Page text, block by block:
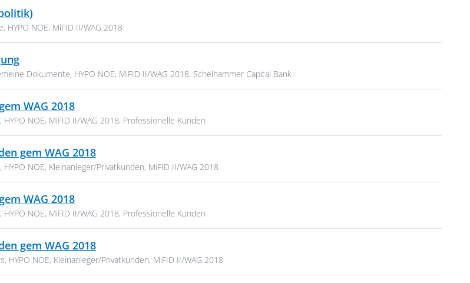
, HYPO NOE, MiFID II/WAG 2018
PDF, 150 KB
Dokumente, HYPO NOE, MiFID II/WAG 2018, Schelhammer Capital Bank
WAG 2018PDF, 622 KB
, HYPO NOE, MiFID II/WAG 2018, Professionelle Kunden
gem WAG 2018PDF, 669 KB
, HYPO NOE, Kleinanleger/Privatkunden, MiFID II/WAG 2018
WAG 2018PDF, 622 KB
, HYPO NOE, MiFID II/WAG 2018, Professionelle Kunden
gem WAG 2018PDF, 791 KB
, HYPO NOE, Kleinanleger/Privatkunden, MiFID II/WAG 2018